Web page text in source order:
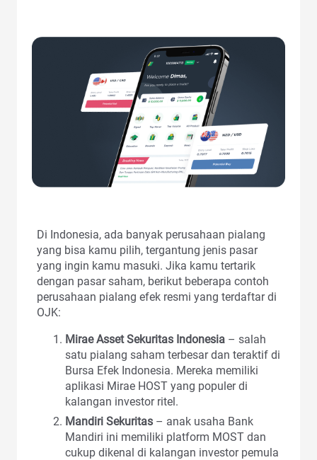
Di Indonesia, ada banyak perusahaan pialang
yang bisa kamu pilih, tergantung jenis pasar
yang ingin kamu masuki. Jika kamu tertarik
dengan pasar saham, berikut beberapa contoh
perusahaan pialang efek resmi yang terdaftar di
OJK:
Mirae Asset Sekuritas Indonesia – salah
satu pialang saham terbesar dan teraktif di
Bursa Efek Indonesia. Mereka memiliki
aplikasi Mirae HOST yang populer di
kalangan investor ritel.
Mandiri Sekuritas – anak usaha Bank
Mandiri ini memiliki platform MOST dan
cukup dikenal di kalangan investor pemula